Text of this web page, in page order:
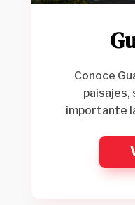
Conoce
paisajes,
importante